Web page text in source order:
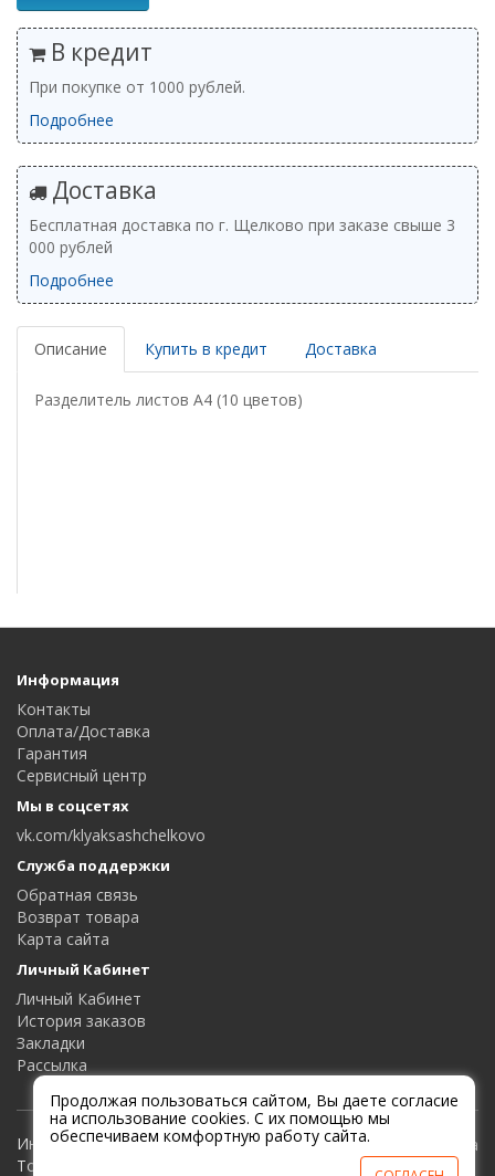
В кредит
При покупке от 1000 рублей.
Подробнее
Доставка
Бесплатная доставка по г. Щелково при заказе свыше 3
000 рублей
Подробнее
Описание Купить в кредит Доставка
Разделитель листов А4 (10 цветов)
Информация
Контакты
Оплата/Доставка
Гарантия
Сервисный центр
Мы в соцсетях
vk.com/klyaksashchelkovo
Служба поддержки
Обратная связь
Возврат товара
Карта сайта
Личный Кабинет
Личный Кабинет
История заказов
Закладки
Рассылка
Интернет-магазин Клякса и Мухомор |
Товары для дома и офиса
Продолжая пользоваться сайтом, Вы даете согласие
на использование cookies. С их помощью мы
обеспечиваем комфортную работу сайта.